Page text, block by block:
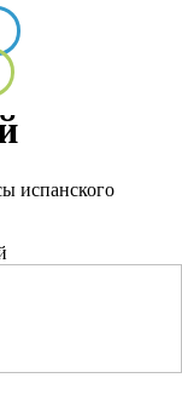
испанского